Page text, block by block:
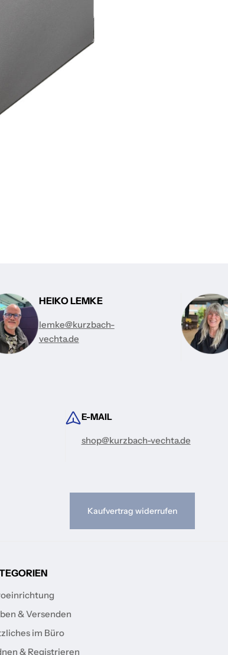
HEIKO LEMKE
lemke@kurzbach-
vechta.de
E-MAIL
shop@kurzbach-vechta.de
Kaufvertrag widerrufen
& Versenden
im Büro
& Registrieren